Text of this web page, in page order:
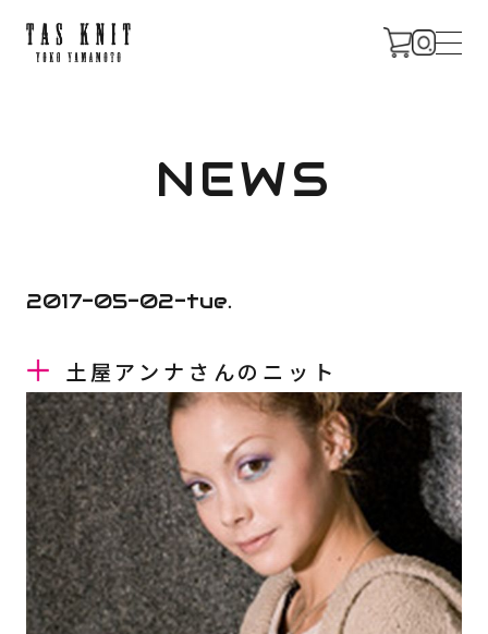
CONCEPT
NEWS
CONTACT
INSTAGRAM
NEWS
2017-05-02-tue.
土屋アンナさんのニット